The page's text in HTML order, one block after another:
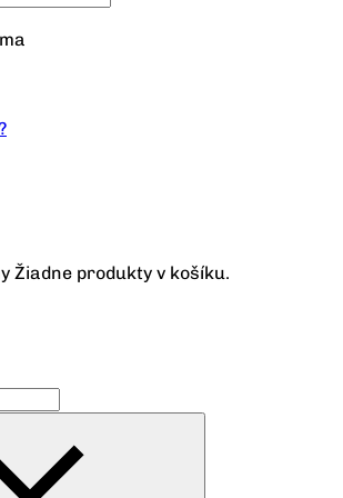
Žiadne produkty v košíku.